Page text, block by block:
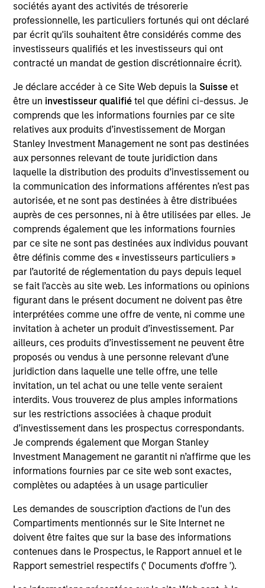
sociétés ayant des activités de trésorerie
professionnelle, les particuliers fortunés qui ont déclaré
par écrit qu'ils souhaitent être considérés comme des
investisseurs qualifiés et les investisseurs qui ont
contracté un mandat de gestion discrétionnaire écrit).
Je déclare accéder à ce Site Web depuis la Suisse et
être un investisseur qualifiétel que défini ci-dessus. Je
comprends que les informations fournies par ce site
relatives aux produits d’investissement de Morgan
Stanley Investment Management ne sont pas destinées
aux personnes relevant de toute juridiction dans
laquelle la distribution des produits d’investissement ou
la communication des informations afférentes n’est pas
autorisée, et ne sont pas destinées à être distribuées
auprès de ces personnes, ni à être utilisées par elles. Je
comprends également que les informations fournies
par ce site ne sont pas destinées aux individus pouvant
être définis comme des « investisseurs particuliers »
par l’autorité de réglementation du pays depuis lequel
se fait l’accès au site web. Les informations ou opinions
figurant dans le présent document ne doivent pas être
interprétées comme une offre de vente, ni comme une
invitation à acheter un produit d’investissement. Par
ailleurs, ces produits d’investissement ne peuvent être
proposés ou vendus à une personne relevant d’une
juridiction dans laquelle une telle offre, une telle
invitation, un tel achat ou une telle vente seraient
interdits. Vous trouverez de plus amples informations
sur les restrictions associées à chaque produit
d’investissement dans les prospectus correspondants.
Je comprends également que Morgan Stanley
Investment Management ne garantit ni n’affirme que les
informations fournies par ce site web sont exactes,
complètes ou adaptées à un usage particulier
Les demandes de souscription d'actions de l'un des
Compartiments mentionnés sur le Site Internet ne
doivent être faites que sur la base des informations
contenues dans le Prospectus, le Rapport annuel et le
Rapport semestriel respectifs (' Documents d'offre ').
Hussein Khattab is a portfolio manager and
research analyst on the Emerging Markets team. He
is responsible for buy and sell decisions, portfolio
construction, and risk management for the team’s
emerging markets strategies. He is focused on the
analysis of macroeconomics, politics, and financial
markets of Central and Eastern Europe, the Middle
East and Africa, and the management of regional
investments in various emerging markets portfolios.
He began his career in the investment industry with
Eaton Vance in 2013. Morgan Stanley acquired
Eaton Vance in March 2021. Hussein earned a
Bachelor of Engineering from the American
University of Beirut and an M.S. in mathematical
finance from Boston University. He holds the
Chartered Financial Analyst designation.
Team Insights
ARTICLE
Emerging Markets Debt Monitor – Q2
2026
In-depth review of fundamentals and
valuations across emerging markets debt.